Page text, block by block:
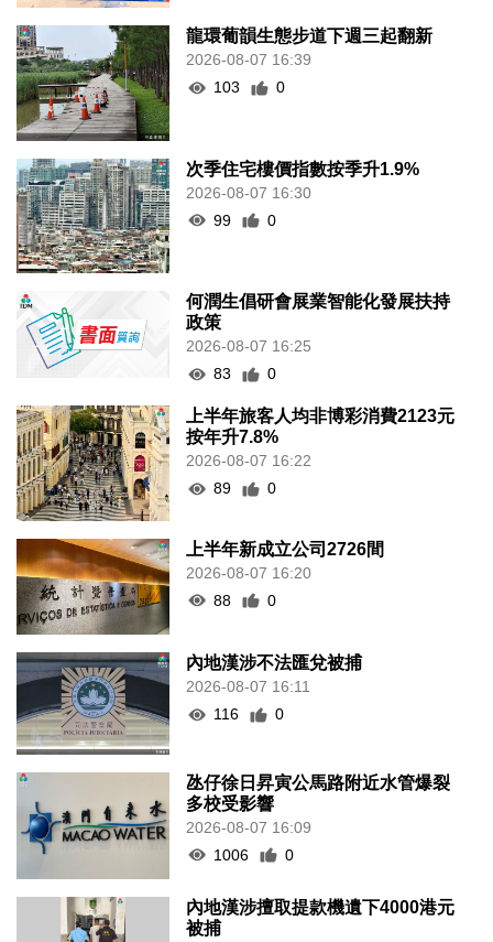
龍環葡韻生態步道下週三起翻新
2026-08-07 16:39
103
0
次季住宅樓價指數按季升1.9%
2026-08-07 16:30
99
0
何潤生倡研會展業智能化發展扶持
政策
2026-08-07 16:25
83
0
上半年旅客人均非博彩消費2123元
按年升7.8%
2026-08-07 16:22
89
0
上半年新成立公司2726間
2026-08-07 16:20
88
0
內地漢涉不法匯兌被捕
2026-08-07 16:11
116
0
氹仔徐日昇寅公馬路附近水管爆裂
多校受影響
2026-08-07 16:09
1006
0
內地漢涉擅取提款機遺下4000港元
被捕